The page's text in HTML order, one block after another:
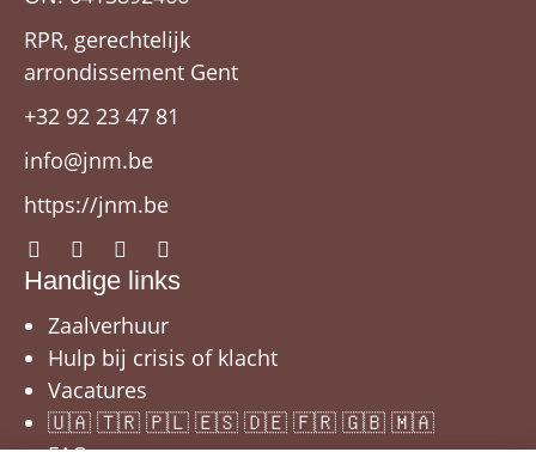
RPR, gerechtelijk
arrondissement Gent
+32 92 23 47 81
info@jnm.be
https://jnm.be
Handige links
Zaalverhuur
Hulp bij crisis of klacht
Vacatures
🇺🇦 🇹🇷 🇵🇱 🇪🇸 🇩🇪 🇫🇷 🇬🇧 🇲🇦